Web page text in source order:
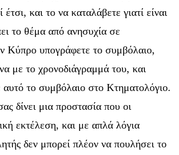
έτσι, και το να καταλάβετε γιατί είναι
το θέμα από ανησυχία σε
Κύπρο υπογράφετε το συμβόλαιο,
με το χρονοδιάγραμμά του, και
αυτό το συμβόλαιο στο Κτηματολόγιο.
δίνει μια προστασία που οι
εκτέλεση, και με απλά λόγια
δεν μπορεί πλέον να πουλήσει το